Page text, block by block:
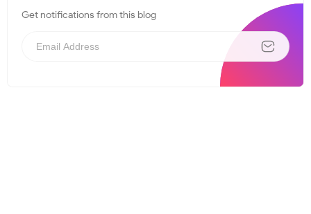
Get notifications from this blog